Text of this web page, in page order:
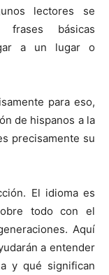
lectores se
frases básicas
a un lugar o
para eso,
de hispanos a la
precisamente su
El idioma es
todo con el
Aquí
a entender
y qué significan